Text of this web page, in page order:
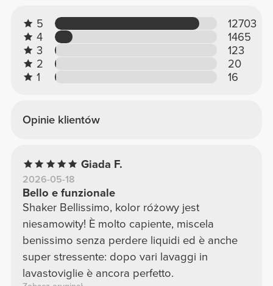
5
12703
4
1465
3
123
2
20
1
16
Opinie klientów
Giada F.
2026-05-18
Bello e funzionale
Shaker Bellissimo, kolor różowy jest
niesamowity! È molto capiente, miscela
benissimo senza perdere liquidi ed è anche
super stressente: dopo vari lavaggi in
lavastoviglie è ancora perfetto.